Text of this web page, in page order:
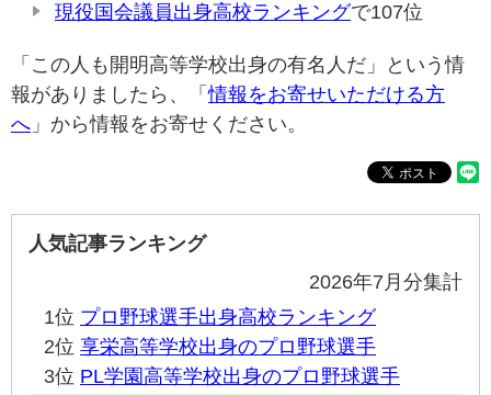
現役国会議員出身高校ランキングで107位
「この人も開明高等学校出身の有名人だ」という情
報がありましたら、「情報をお寄せいただける方
へ 」から情報をお寄せください。
人気記事ランキング
2026年7月分集計
1位 プロ野球選手出身高校ランキング
2位 享栄高等学校出身のプロ野球選手
3位 PL学園高等学校出身のプロ野球選手